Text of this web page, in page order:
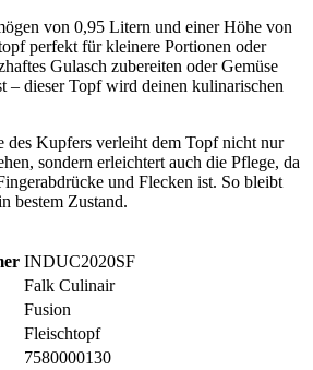
von 0,95 Litern und einer Höhe von
perfekt für kleinere Portionen oder
Gulasch zubereiten oder Gemüse
– dieser Topf wird deinen kulinarischen
des Kupfers verleiht dem Topf nicht nur
sondern erleichtert auch die Pflege, da
und Flecken ist. So bleibt
bestem Zustand.
INDUC2020SF
Falk Culinair
Fusion
Fleischtopf
7580000130